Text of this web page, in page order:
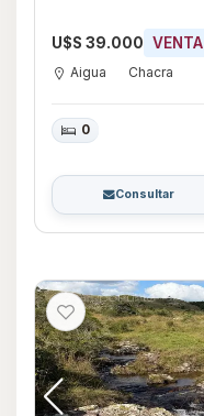
U$S 39.000 VENTA
Aigua Chacra
0
Consultar